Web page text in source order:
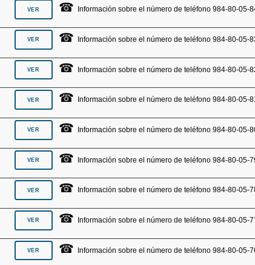
☎ Información sobre el número de teléfono 984-80-05-
☎ Información sobre el número de teléfono 984-80-05-
☎ Información sobre el número de teléfono 984-80-05-
☎ Información sobre el número de teléfono 984-80-05-81
☎ Información sobre el número de teléfono 984-80-05-
☎ Información sobre el número de teléfono 984-80-05-
☎ Información sobre el número de teléfono 984-80-05-
☎ Información sobre el número de teléfono 984-80-05-
☎ Información sobre el número de teléfono 984-80-05-